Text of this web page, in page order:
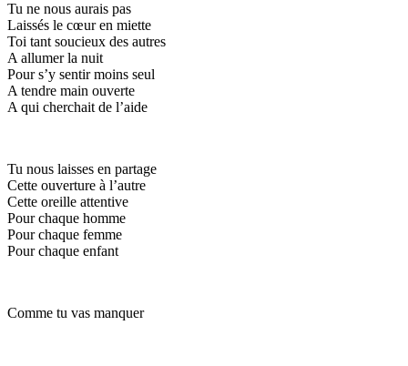
Tu ne nous aurais pas
Laissés le cœur en miette
Toi tant soucieux des autres
A allumer la nuit
Pour s’y sentir moins seul
A tendre main ouverte
A qui cherchait de l’aide
Tu nous laisses en partage
Cette ouverture à l’autre
Cette oreille attentive
Pour chaque homme
Pour chaque femme
Pour chaque enfant
Comme tu vas manquer